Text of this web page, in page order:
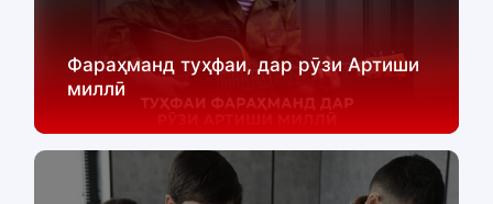
Фараҳманд туҳфаи, дар рӯзи Артиши
миллӣ